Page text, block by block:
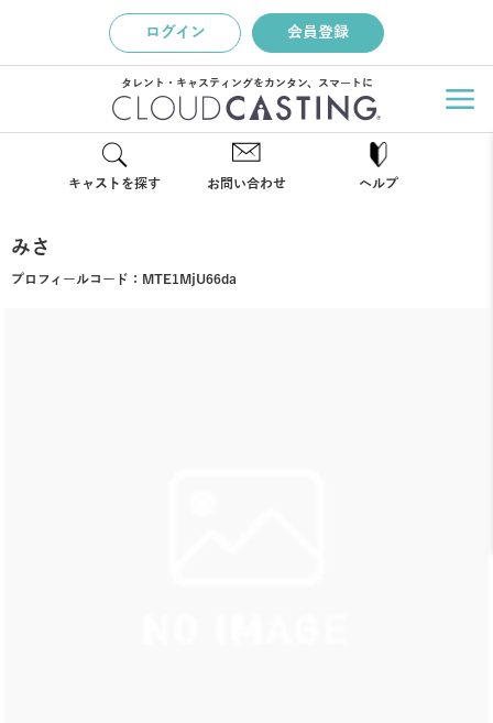
ログイン 会員登録
タレント・キャスティングをカンタン、スマートに
キャストを探す お問い合わせ ヘルプ
みさ
プロフィールコード： MTE1MjU66da